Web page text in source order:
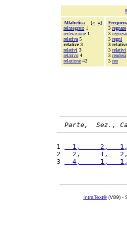
Alfabetica [« »]
reintegrato 1
reiterazione 1
relativa 5
relative 3
relativi 3
relativo 4
relazione 42
3 regnare
3
3 regni
3 relative
3 relativi
3 renderà
3 reo
Parte,  Sez.,
1
1,     2,
2
2,     1,
3
4,     1,
IntraText®(V89) -